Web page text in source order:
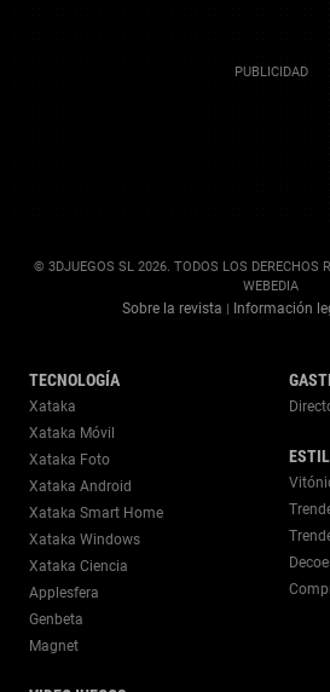
© 3DJUEGOS SL 2026. TODOS LOS DERECHOS
WEBEDIA
Sobre la revista | Información
TECNOLOGÍA
Xataka
Xataka Móvil
Xataka Foto
Xataka Android
Xataka Smart Home
Xataka Windows
Xataka Ciencia
Applesfera
Genbeta
Magnet